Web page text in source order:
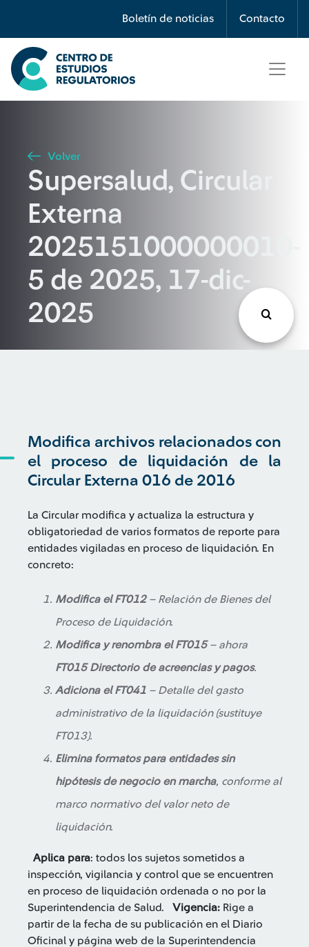
Boletín de noticias Contacto
Búsqueda
Seleccione país
Buscar
Volver
Supersalud, Circular
Externa
2025151000000010-
5 de 2025, 17-dic-
2025
Modifica archivos relacionados con
el proceso de liquidación de la
Circular Externa 016 de 2016
La Circular modifica y actualiza la estructura y
obligatoriedad de varios formatos de reporte para
entidades vigiladas en proceso de liquidación. En
concreto:
Modifica el FT012– Relación de Bienes del
Proceso de Liquidación.
Modifica y renombra el FT015– ahora
FT015 Directorio de acreencias y pagos.
Adiciona el FT041 – Detalle del gasto
administrativo de la liquidación (sustituye
FT013).
Elimina formatos para entidades sin
hipótesis de negocio en marcha, conforme al
marco normativo del valor neto de
liquidación.
Aplica para: todos los sujetos sometidos a
inspección, vigilancia y control que se encuentren
en proceso de liquidación ordenada o no por la
Superintendencia de Salud. Vigencia: Rige a
partir de la fecha de su publicación en el Diario
Oficinal y página web de la Superintendencia